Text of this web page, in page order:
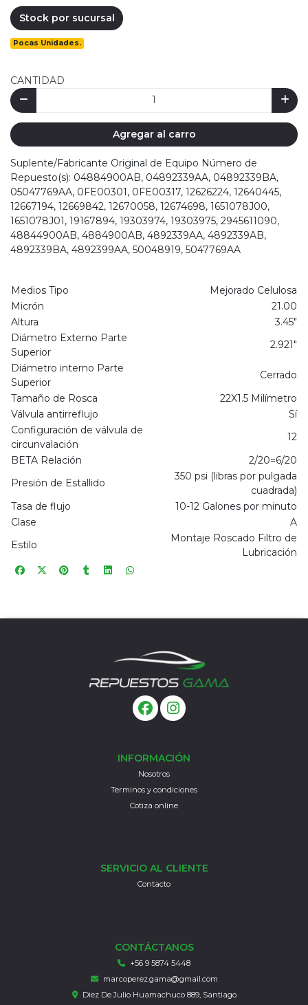
Stock por sucursal
Pocas Unidades.
CANTIDAD
Agregar al carro
Suplente/Fabricante Original de Equipo Número de
Repuesto(s): 04884900AB, 04892339AA, 04892339BA,
05047769AA, 0FE00301, 0FE00317, 12626224, 12640445,
12667194, 12669842, 12670058, 12674698, 1651078J00,
1651078J01, 19167894, 19303974, 19303975, 2945611090,
48844900AB, 4884900AB, 4892339AA, 4892339AB,
4892339BA, 4892399AA, 50048919, 5047769AA
Medios Tipo
Mejorado Celulosa
Micrón
21.00
Altura
3.45"
Diámetro Externo Parte
Superior
2.921"
Diámetro interno Parte
Superior
Cerrado
Tamaño de Rosca
22X1.5 Milímetro
Válvula antirreflujo
Sí
Configuración de válvula de
circunvalación
12
BETA Relación
2/20=6/20
Presión de Estallido
350 psi (libras por pulgada
cuadrada)
Tasa de flujo
10-12 Galones por minuto
Clase
A
Estilo
Montaje Roscado Filtro de
Lubricación
INFORMACIÓN
Nosotros
Terminos y condiciones
Cotiza online
SERVICIO AL CLIENTE
Contacto
CONTÁCTANOS
+56 9 5874 5448
marcoperez.gama@gmail.com
Diez De Julio Huamachuco 889, Santiago